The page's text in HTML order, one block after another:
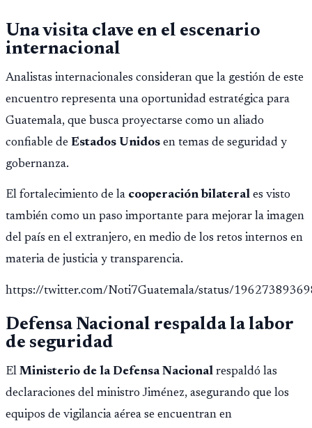
Una visita clave en el escenario
internacional
Analistas internacionales consideran que la gestión de este
encuentro representa una oportunidad estratégica para
Guatemala, que busca proyectarse como un aliado
confiable de Estados Unidos en temas de seguridad y
gobernanza.
El fortalecimiento de la cooperación bilateral es visto
también como un paso importante para mejorar la imagen
del país en el extranjero, en medio de los retos internos en
materia de justicia y transparencia.
https://twitter.com/Noti7Guatemala/status/
Defensa Nacional respalda la labor
de seguridad
El Ministerio de la Defensa Nacional respaldó las
declaraciones del ministro Jiménez, asegurando que los
equipos de vigilancia aérea se encuentran en